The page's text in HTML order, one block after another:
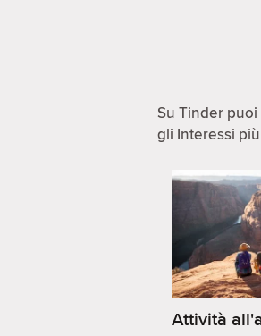
Su Tinder
gli Interessi
Attività